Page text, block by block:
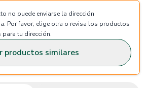
no puede enviarse la dirección
Por favor, elige otra o revisa los productos
tu dirección.
productos similares